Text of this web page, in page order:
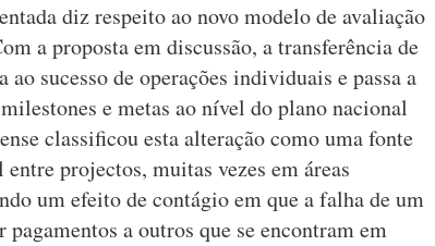
diz respeito ao novo modelo de avaliação
a proposta em discussão, a transferência de
sucesso de operações individuais e passa a
e metas ao nível do plano nacional
classificou esta alteração como uma fonte
projectos, muitas vezes em áreas
um efeito de contágio em que a falha de um
a outros que se encontram em